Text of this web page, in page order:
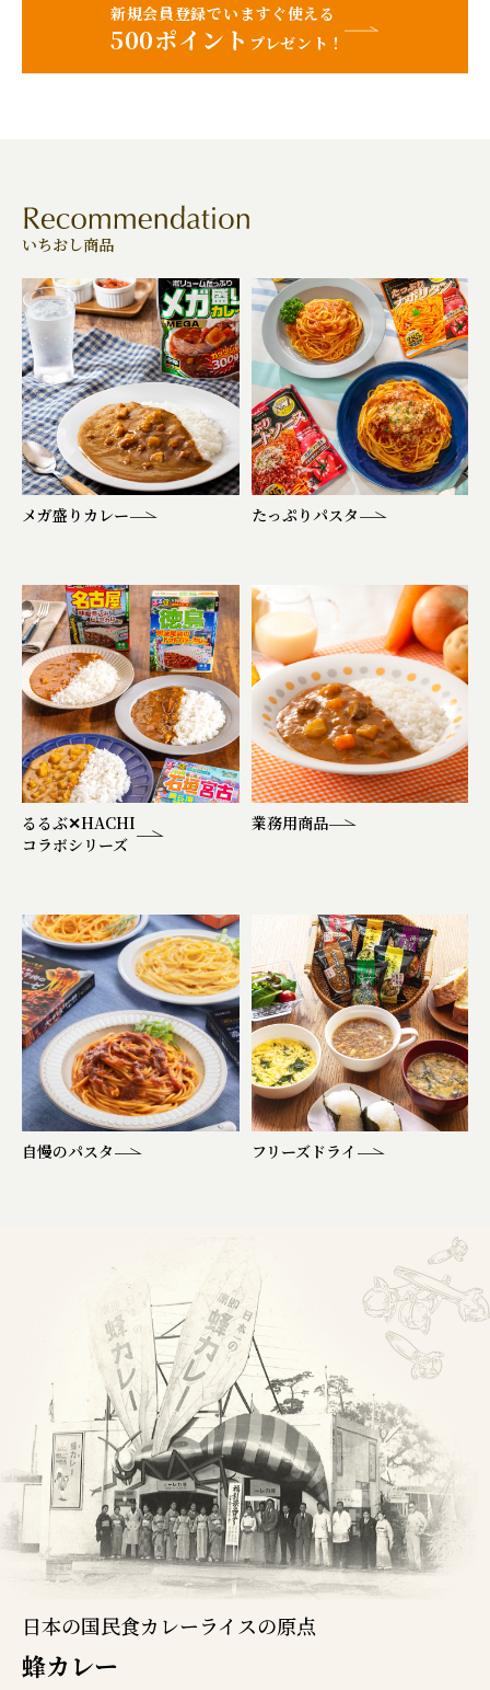
新規会員登録でいますぐ使える
500ポイント プレゼント！
いちおし商品
メガ盛りカレー たっぷりパスタ
るるぶ✕HACHI
コラボシリーズ
業務用商品
自慢のパスタ フリーズドライ
日本の国民食カレーライスの原点
蜂カレー